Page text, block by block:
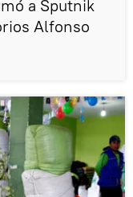
a Sputnik
Alfonso